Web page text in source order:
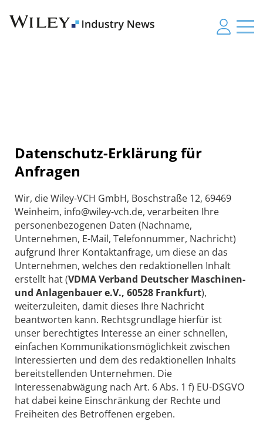
Datenschutz-Erklärung für
Anfragen
Wir, die Wiley-VCH GmbH, Boschstraße 12, 69469
Weinheim, info@wiley-vch.de, verarbeiten Ihre
personenbezogenen Daten (Nachname,
Unternehmen, E-Mail, Telefonnummer, Nachricht)
aufgrund Ihrer Kontaktanfrage, um diese an das
Unternehmen, welches den redaktionellen Inhalt
erstellt hat (VDMA Verband Deutscher Maschinen-
und Anlagenbauer e.V., 60528 Frankfurt),
weiterzuleiten, damit dieses Ihre Nachricht
beantworten kann. Rechtsgrundlage hierfür ist
unser berechtigtes Interesse an einer schnellen,
einfachen Kommunikationsmöglichkeit zwischen
Interessierten und dem des redaktionellen Inhalts
bereitstellenden Unternehmen. Die
Interessenabwägung nach Art. 6 Abs. 1 f) EU-DSGVO
hat dabei keine Einschränkung der Rechte und
Freiheiten des Betroffenen ergeben.